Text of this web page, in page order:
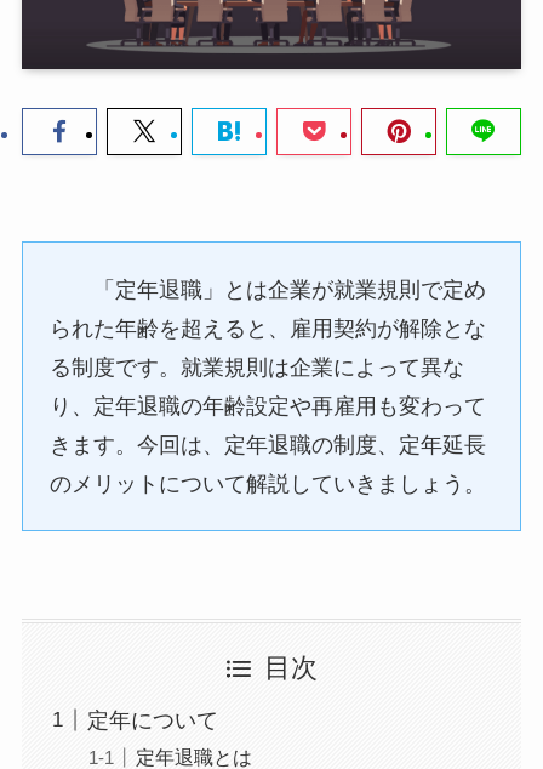
「定年退職」とは企業が就業規則で定め
られた年齢を超えると、雇用契約が解除とな
る制度です。就業規則は企業によって異な
り、定年退職の年齢設定や再雇用も変わって
きます。今回は、定年退職の制度、定年延長
のメリットについて解説していきましょう。
目次
定年について
定年退職とは